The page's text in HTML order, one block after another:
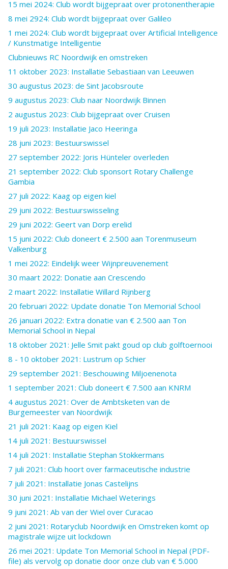
15 mei 2024: Club wordt bijgepraat over protonentherapie
8 mei 2924: Club wordt bijgepraat over Galileo
1 mei 2024: Club wordt bijgepraat over Artificial Intelligence
/ Kunstmatige Intelligentie
Clubnieuws RC Noordwijk en omstreken
11 oktober 2023: Installatie Sebastiaan van Leeuwen
30 augustus 2023: de Sint Jacobsroute
9 augustus 2023: Club naar Noordwijk Binnen
2 augustus 2023: Club bijgepraat over Cruisen
19 juli 2023: Installatie Jaco Heeringa
28 juni 2023: Bestuurswissel
27 september 2022: Joris Hünteler overleden
21 september 2022: Club sponsort Rotary Challenge
Gambia
27 juli 2022: Kaag op eigen kiel
29 juni 2022: Bestuurswisseling
29 juni 2022: Geert van Dorp erelid
15 juni 2022: Club doneert € 2.500 aan Torenmuseum
Valkenburg
1 mei 2022: Eindelijk weer Wijnpreuvenement
30 maart 2022: Donatie aan Crescendo
2 maart 2022: Installatie Willard Rijnberg
20 februari 2022: Update donatie Ton Memorial School
26 januari 2022: Extra donatie van € 2.500 aan Ton
Memorial School in Nepal
18 oktober 2021: Jelle Smit pakt goud op club golftoernooi
8 - 10 oktober 2021: Lustrum op Schier
29 september 2021: Beschouwing Miljoenenota
1 september 2021: Club doneert € 7.500 aan KNRM
4 augustus 2021: Over de Ambtsketen van de
Burgemeester van Noordwijk
21 juli 2021: Kaag op eigen Kiel
14 juli 2021: Bestuurswissel
14 juli 2021: Installatie Stephan Stokkermans
7 juli 2021: Club hoort over farmaceutische industrie
7 juli 2021: Installatie Jonas Castelijns
30 juni 2021: Installatie Michael Weterings
9 juni 2021: Ab van der Wiel over Curacao
2 juni 2021: Rotaryclub Noordwijk en Omstreken komt op
magistrale wijze uit lockdown
26 mei 2021: Update Ton Memorial School in Nepal (PDF-
file) als vervolg op donatie door onze club van € 5.000